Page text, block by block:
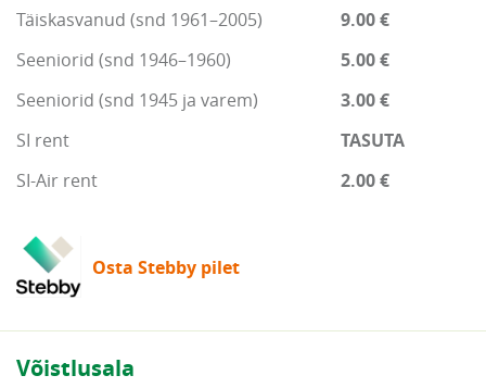
Täiskasvanud (snd 1961–2005)
9.00 €
Seeniorid (snd 1946–1960)
5.00 €
Seeniorid (snd 1945 ja varem)
3.00 €
SI rent
TASUTA
SI-Air rent
2.00 €
Osta Stebby pilet
Võistlusala